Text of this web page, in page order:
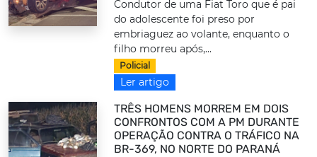
Condutor de uma Fiat Toro que é pai
do adolescente foi preso por
embriaguez ao volante, enquanto o
filho morreu após,...
Policial
Ler artigo
TRÊS HOMENS MORREM EM DOIS
CONFRONTOS COM A PM DURANTE
OPERAÇÃO CONTRA O TRÁFICO NA
BR-369, NO NORTE DO PARANÁ